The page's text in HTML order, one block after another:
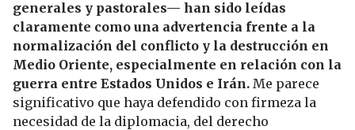
generales y pastorales— han sido leídas
claramente como una advertencia frente a la
normalización del conflicto y la destrucción en
Medio Oriente, especialmente en relación con la
guerra entre Estados Unidos e Irán. Me parece
significativo que haya defendido con firmeza la
necesidad de la diplomacia, del derecho